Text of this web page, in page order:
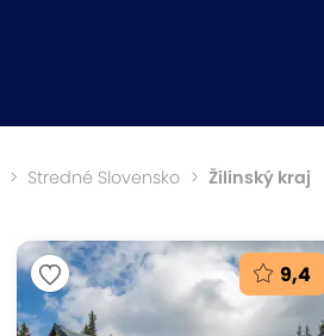
Stredné Slovensko Žilinský kraj
9,4